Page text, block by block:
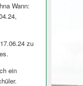
Wann:
zu
ein